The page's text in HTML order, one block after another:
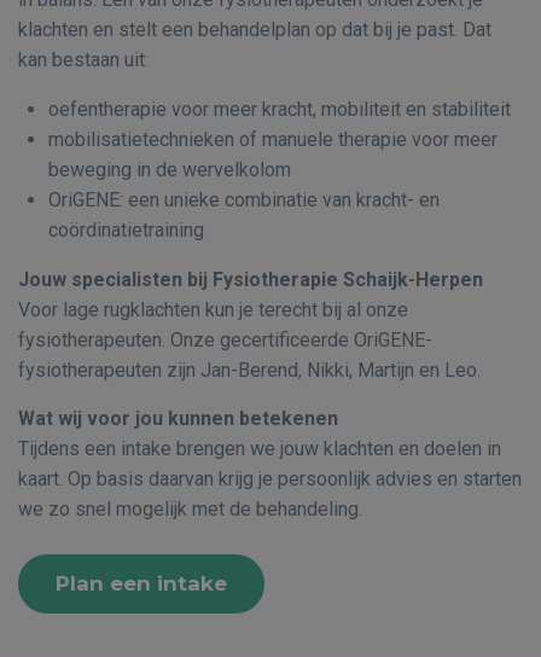
klachten en stelt een behandelplan op dat bij je past. Dat
kan bestaan uit:
oefentherapie voor meer kracht, mobiliteit en stabiliteit
mobilisatietechnieken of manuele therapie voor meer
beweging in de wervelkolom
OriGENE: een unieke combinatie van kracht- en
coördinatietraining
Jouw specialisten bij Fysiotherapie Schaijk-Herpen
Voor lage rugklachten kun je terecht bij al onze
fysiotherapeuten. Onze gecertificeerde OriGENE-
fysiotherapeuten zijn Jan-Berend, Nikki, Martijn en Leo.
Wat wij voor jou kunnen betekenen
Tijdens een intake brengen we jouw klachten en doelen in
kaart. Op basis daarvan krijg je persoonlijk advies en starten
we zo snel mogelijk met de behandeling.
Plan een intake